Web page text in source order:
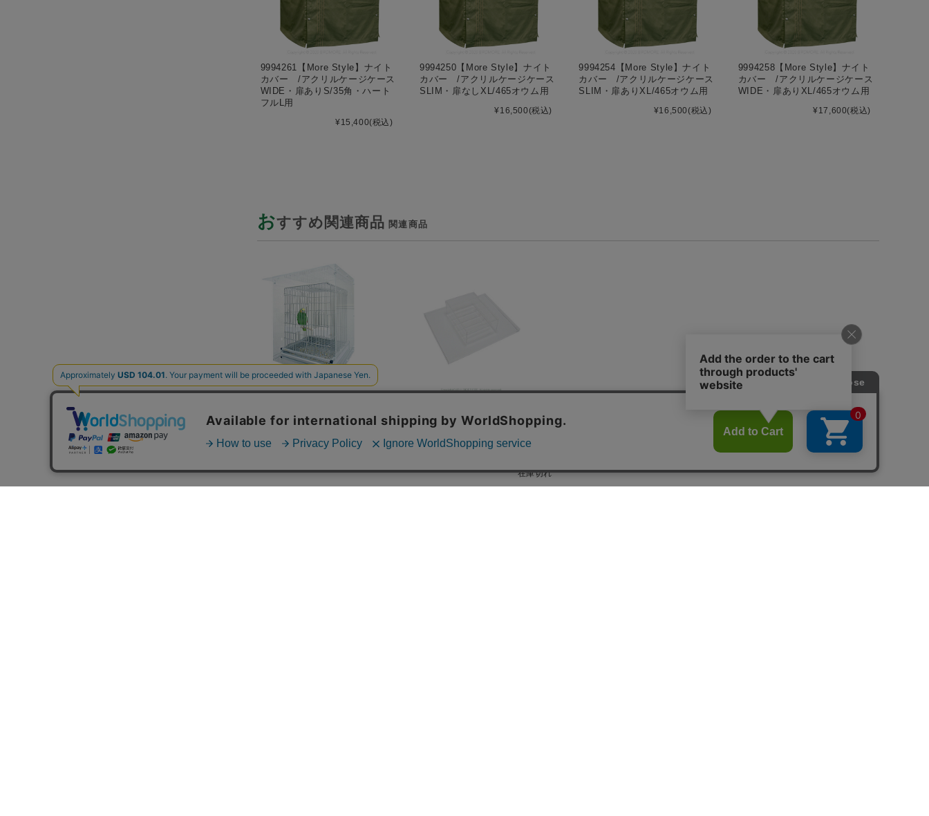
9994261【More Style】ナイト
カバー /アクリルケージケース
WIDE・扉ありS/35角・ハート
フルL用
¥15,400(税込)
9994250【More Style】ナイト
カバー /アクリルケージケース
SLIM・扉なしXL/465オウム用
¥16,500(税込)
9994254【More Style】ナイト
カバー /アクリルケージケース
SLIM・扉ありXL/465オウム用
¥16,500(税込)
9994258【More Style】ナイト
カバー /アクリルケージケース
WIDE・扉ありXL/465オウム用
¥17,600(税込)
おすすめ関連商品
ルケージケースSLIM・扉あり
L/465インコ・ハートフルLL用
¥62,700
(税込)
ーユニット・アクリルケージケ
ースSLIM・扉ありL/465イン
コ・ハートフルLL用
在庫切れ